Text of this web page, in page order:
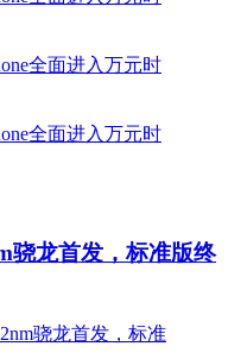
骁龙首发，标准版终